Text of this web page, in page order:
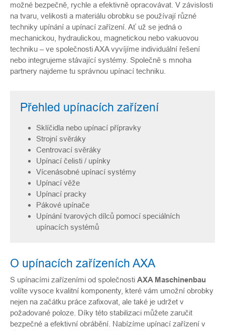
možné bezpečně, rychle a efektivně opracovávat. V závislosti
na tvaru, velikosti a materiálu obrobku se používají různé
techniky upínání a upínací zařízení. Ať už se jedná o
mechanickou, hydraulickou, magnetickou nebo vakuovou
techniku – ve společnosti AXA vyvíjíme individuální řešení
nebo integrujeme stávající systémy. Společně s mnoha
partnery najdeme tu správnou upínací techniku.
Přehled upínacích zařízení
Sklíčidla nebo upínací přípravky
Strojní svěráky
Centrovací svěráky
Upínací čelisti / upínky
Vícenásobné upínací systémy
Upínací věže
Upínací pracky
Pákové upínače
Upínání tvarových dílců pomocí speciálních
upínacích systémů
O upínacích zařízeních AXA
S upínacími zařízeními od společnosti AXA Maschinenbau
volíte vysoce kvalitní komponenty, které vám umožní obrobky
nejen na začátku práce zafixovat, ale také je udržet v
požadované poloze. Díky této stabilizaci můžete zaručit
bezpečné a efektivní obrábění. Nabízíme upínací zařízení v